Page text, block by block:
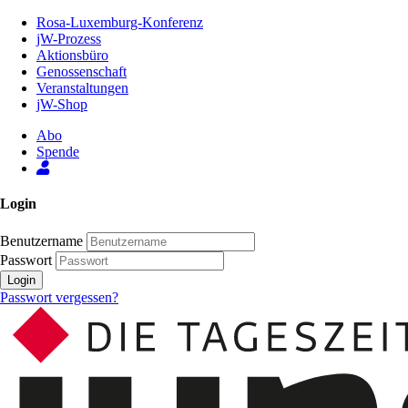
Inhalt
Seite
Rosa-Luxemburg-Konferenz
jW-Prozess
Aktionsbüro
Genossenschaft
Veranstaltungen
jW-Shop
Abo
Spende
Login
Benutzername
Passwort
Login
Passwort vergessen?